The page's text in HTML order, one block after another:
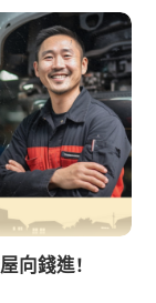
向錢進！